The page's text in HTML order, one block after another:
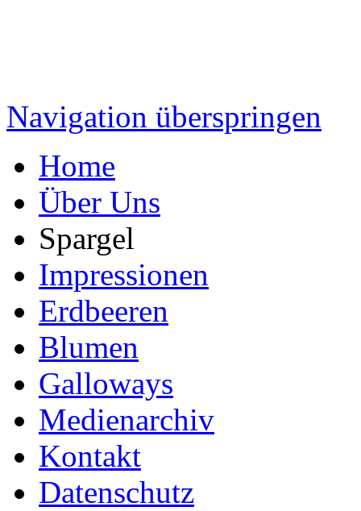
Navigation überspringen
Home
Über Uns
Spargel
Impressionen
Erdbeeren
Blumen
Galloways
Medienarchiv
Kontakt
Datenschutz